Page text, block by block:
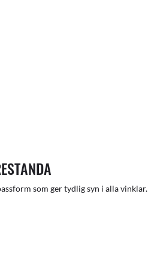
som ger tydlig syn i alla vinklar.